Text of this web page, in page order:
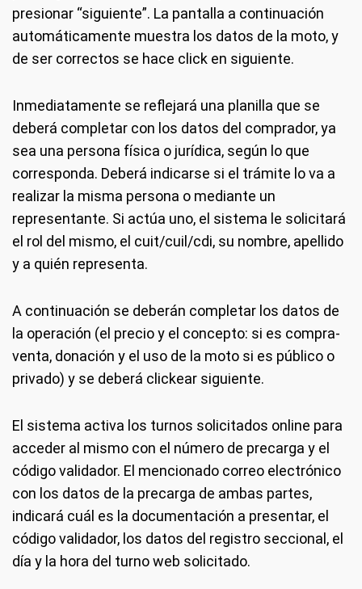
presionar “siguiente”. La pantalla a continuación
automáticamente muestra los datos de la moto, y
de ser correctos se hace click en siguiente.
Inmediatamente se reflejará una planilla que se
deberá completar con los datos del comprador, ya
sea una persona física o jurídica, según lo que
corresponda. Deberá indicarse si el trámite lo va a
realizar la misma persona o mediante un
representante. Si actúa uno, el sistema le solicitará
el rol del mismo, el cuit/cuil/cdi, su nombre, apellido
y a quién representa.
A continuación se deberán completar los datos de
la operación (el precio y el concepto: si es compra-
venta, donación y el uso de la moto si es público o
privado) y se deberá clickear siguiente.
El sistema activa los turnos solicitados online para
acceder al mismo con el número de precarga y el
código validador. El mencionado correo electrónico
con los datos de la precarga de ambas partes,
indicará cuál es la documentación a presentar, el
código validador, los datos del registro seccional, el
día y la hora del turno web solicitado.